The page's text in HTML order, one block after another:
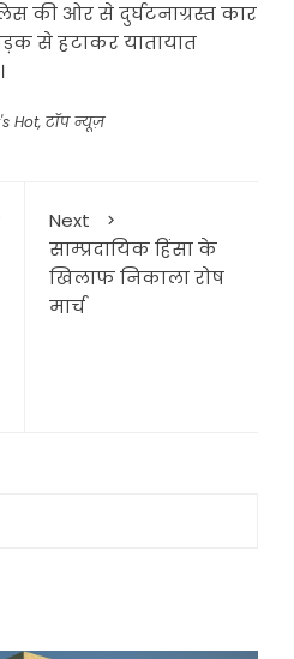
की ओर से दुर्घटनाग्रस्त कार
से हटाकर यातायात
Hot, टॉप न्यूज़
Next
साम्प्रदायिक हिंसा के
खिलाफ निकाला रोष
मार्च